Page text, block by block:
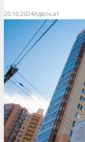
20.10.2024Адвокат